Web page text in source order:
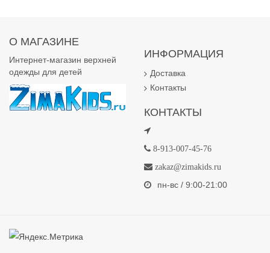
О МАГАЗИНЕ
Интернет-магазин верхней
одежды для детей
ИНФОРМАЦИЯ
Доставка
Контакты
КОНТАКТЫ
8-913-007-45-76
zakaz@zimakids.ru
пн-вс / 9:00-21:00